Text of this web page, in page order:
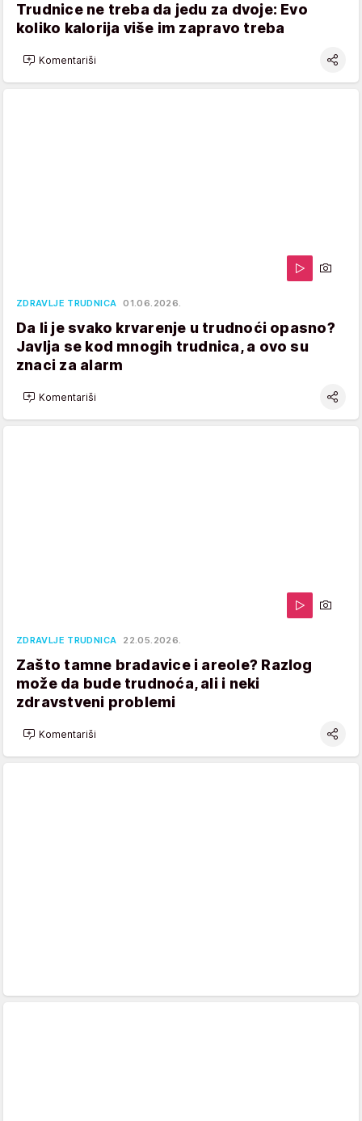
Trudnice ne treba da jedu za dvoje: Evo
koliko kalorija više im zapravo treba
Komentariši
ZDRAVLJE TRUDNICA 01.06.2026.
Da li je svako krvarenje u trudnoći opasno?
Javlja se kod mnogih trudnica, a ovo su
znaci za alarm
Komentariši
ZDRAVLJE TRUDNICA 22.05.2026.
Zašto tamne bradavice i areole? Razlog
može da bude trudnoća, ali i neki
zdravstveni problemi
Komentariši